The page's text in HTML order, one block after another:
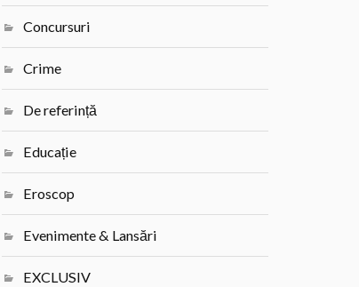
Concursuri
Crime
De referință
Educație
Eroscop
Evenimente & Lansări
EXCLUSIV